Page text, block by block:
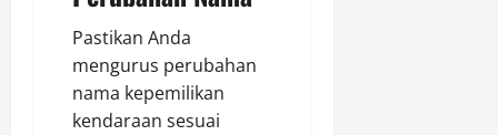
Pastikan Anda
mengurus perubahan
nama kepemilikan
kendaraan sesuai